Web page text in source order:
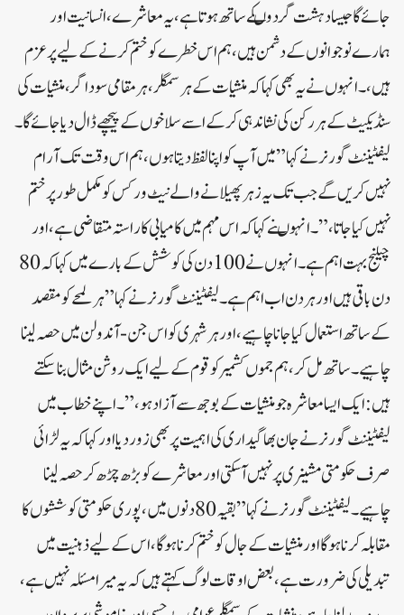
جائے گا جیسا دہشت گردوںکے ساتھ ہوتا ہے، یہ معاشرے، انسانیت اور
ہمارے نوجوانوں کے دشمن ہیں، ہم اس خطرے کو ختم کرنے کے لیے پرعزم
ہیں، ۔انہوں نے یہ بھی کہا کہ منشیات کے ہر سمگلر، ہر مقامی سوداگر، منشیات کی
سنڈیکیٹ کے ہر رکن کی نشاندہی کرکے اسے سلاخوں کے پیچھے ڈال دیا جائے گا۔
لیفٹیننٹ گورنر نے کہا”میں آپ کو اپنا لفظ دیتا ہوں، ہم اس وقت تک آرام
نہیں کریں گے جب تک یہ زہر پھیلانے والے نیٹ ورکس کو مکمل طور پر ختم
نہیں کیا جاتا،” ۔انہوںنے کہاکہ اس مہم میں کامیابی کا راستہ متقاضی ہے، اور
چیلنج بہت اہم ہے۔ انہوں نے 100 دن کی کوشش کے بارے میں کہا کہ 80
دن باقی ہیں اور ہر دن اب اہم ہے۔لیفٹیننٹ گورنر نے کہا”ہر لمحے کو مقصد
کے ساتھ استعمال کیا جانا چاہیے، اور ہر شہری کو اس جن-آندولن میں حصہ لینا
چاہیے۔ ساتھ مل کر، ہم جموں کشمیر کو قوم کے لیے ایک روشن مثال بنا سکتے
ہیں: ایک ایسا معاشرہ جو منشیات کے بوجھ سے آزاد ہو،” ۔اپنے خطاب میں
لیفٹیننٹ گورنر نے جان بھاگیداری کی اہمیت پر بھی زور دیا اور کہا کہ یہ لڑائی
صرف حکومتی مشینری پر نہیں آسکتی اور معاشرے کو بڑھ چڑھ کر حصہ لینا
چاہیے۔لیفٹیننٹ گورنر نے کہا”بقیہ 80 دنوں میں، پوری حکومتی کوششوں کا
مقابلہ کرنا ہوگا اور منشیات کے جال کو ختم کرنا ہوگا، اس کے لیے ذہنیت میں
تبدیلی کی ضرورت ہے، بعض اوقات لوگ کہتے ہیں کہ یہ میرا مسئلہ نہیں ہے،